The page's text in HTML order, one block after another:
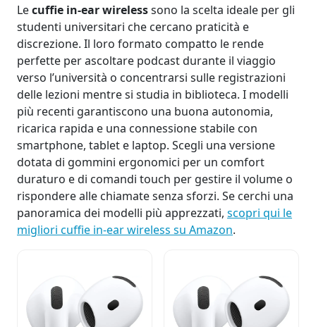
Lecuffie in-ear wirelesssono la scelta ideale per gli
studenti universitari che cercano praticità e
discrezione. Il loro formato compatto le rende
perfette per ascoltare podcast durante il viaggio
verso l’università o concentrarsi sulle registrazioni
delle lezioni mentre si studia in biblioteca. I modelli
più recenti garantiscono una buona autonomia,
ricarica rapida e una connessione stabile con
smartphone, tablet e laptop. Scegli una versione
dotata di gommini ergonomici per un comfort
duraturo e di comandi touch per gestire il volume o
rispondere alle chiamate senza sforzi. Se cerchi una
panoramica dei modelli più apprezzati, scopri qui le
migliori cuffie in-ear wireless su Amazon.